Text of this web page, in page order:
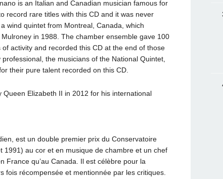
is an Italian and Canadian musician famous for
record rare titles with this CD and it was never
wind quintet from Montreal, Canada, which
in 1988. The chamber ensemble gave 100
activity and recorded this CD at the end of those
the musicians of the National Quintet,
their pure talent recorded on this CD.
Elizabeth II in 2012 for his international
est un double premier prix du Conservatoire
au cor et en musique de chambre et un chef
France qu’au Canada. Il est célèbre pour la
fois récompensée et mentionnée par les critiques.